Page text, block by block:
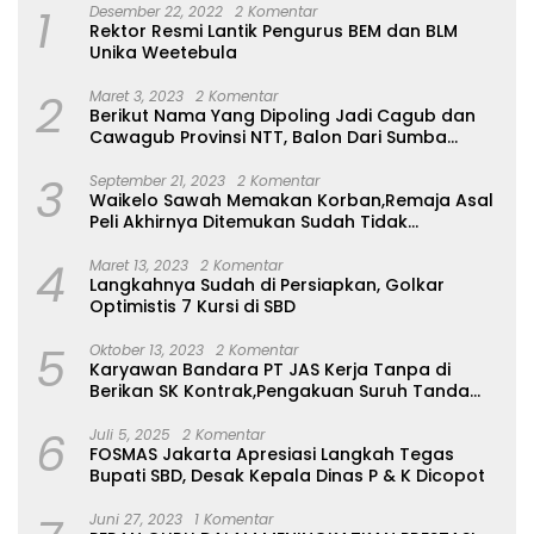
1 Desember 22, 2022 2 Komentar
Rektor Resmi Lantik Pengurus BEM dan BLM
Unika Weetebula
2 Maret 3, 2023 2 Komentar
Berikut Nama Yang Dipoling Jadi Cagub dan
Cawagub Provinsi NTT, Balon Dari Sumba
3 September 21, 2023 2 Komentar
Waikelo Sawah Memakan Korban,Remaja Asal
Peli Akhirnya Ditemukan Sudah Tidak
4 Maret 13, 2023 2 Komentar
Langkahnya Sudah di Persiapkan, Golkar
Optimistis 7 Kursi di SBD
5 Oktober 13, 2023 2 Komentar
Karyawan Bandara PT JAS Kerja Tanpa di
Berikan SK Kontrak,Pengakuan Suruh Tanda
6 Juli 5, 2025 2 Komentar
FOSMAS Jakarta Apresiasi Langkah Tegas
Bupati SBD, Desak Kepala Dinas P & K Dicopot
Juni 27, 2023 1 Komentar